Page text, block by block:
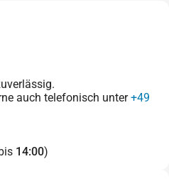
auch telefonisch unter+49
14:00)